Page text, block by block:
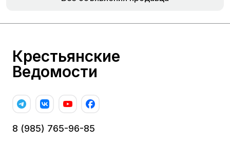
Крестьянские
Ведомости
8 (985) 765-96-85